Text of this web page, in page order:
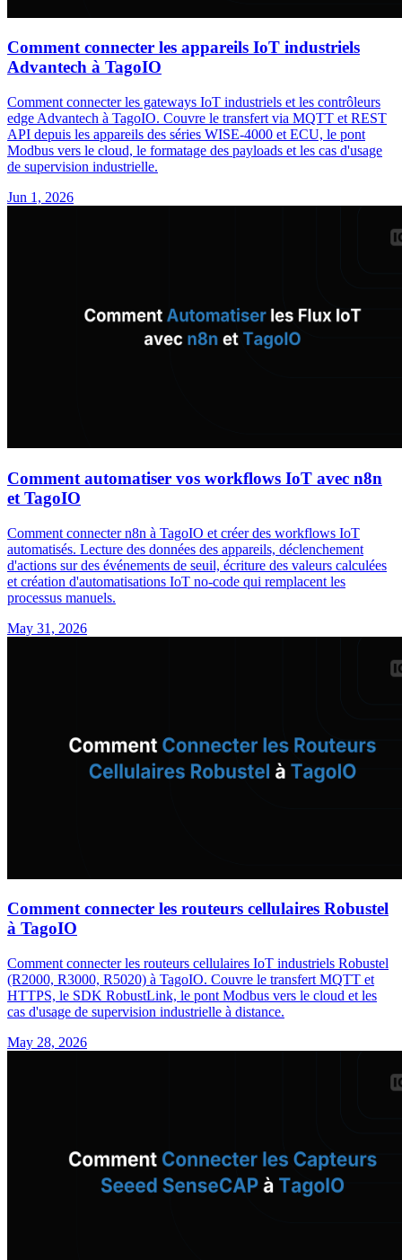
Comment connecter les appareils IoT industriels
Advantech à TagoIO
Comment connecter les gateways IoT industriels et les contrôleurs
edge Advantech à TagoIO. Couvre le transfert via MQTT et REST
API depuis les appareils des séries WISE-4000 et ECU, le pont
Modbus vers le cloud, le formatage des payloads et les cas d'usage
de supervision industrielle.
Jun 1, 2026
Comment automatiser vos workflows IoT avec n8n
et TagoIO
Comment connecter n8n à TagoIO et créer des workflows IoT
automatisés. Lecture des données des appareils, déclenchement
d'actions sur des événements de seuil, écriture des valeurs calculées
et création d'automatisations IoT no-code qui remplacent les
processus manuels.
May 31, 2026
Comment connecter les routeurs cellulaires Robustel
à TagoIO
Comment connecter les routeurs cellulaires IoT industriels Robustel
(R2000, R3000, R5020) à TagoIO. Couvre le transfert MQTT et
HTTPS, le SDK RobustLink, le pont Modbus vers le cloud et les
cas d'usage de supervision industrielle à distance.
May 28, 2026